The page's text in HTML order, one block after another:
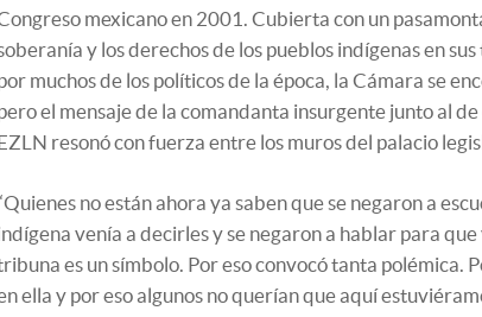
mexicano en 2001. Cubierta con un
y los derechos de los pueblos indígenas en
muchos de los políticos de la época, la Cámara se
el mensaje de la comandanta insurgente junto al
resonó con fuerza entre los muros del palacio
no están ahora ya saben que se negaron a
venía a decirles y se negaron a hablar para que
es un símbolo. Por eso convocó tanta polémica.
ella y por eso algunos no querían que aquí